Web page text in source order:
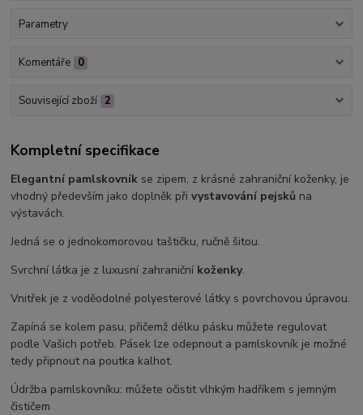
Parametry
Komentáře 0
Související zboží 2
Kompletní specifikace
Elegantní pamlskovník se zipem, z krásné zahraniční koženky, je
vhodný především jako doplněk při vystavování pejsků na
výstavách.
Jedná se o jednokomorovou taštičku, ručně šitou.
Svrchní látka je z luxusní zahraničníkoženky.
Vnitřek je z voděodolné polyesterové látky s povrchovou úpravou.
Zapíná se kolem pasu, přičemž délku pásku můžete regulovat
podle Vašich potřeb. Pásek lze odepnout a pamlskovník je možné
tedy připnout na poutka kalhot.
Údržba pamlskovníku: můžete očistit vlhkým hadříkem s jemným
čističem